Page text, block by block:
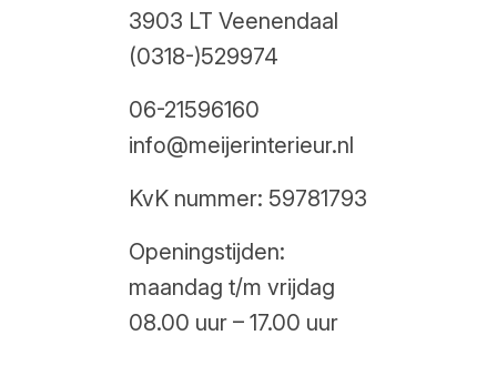
3903 LT Veenendaal
(0318-)529974
06-21596160
info@meijerinterieur.nl
KvK nummer: 59781793
Openingstijden:
maandag t/m vrijdag
08.00 uur – 17.00 uur